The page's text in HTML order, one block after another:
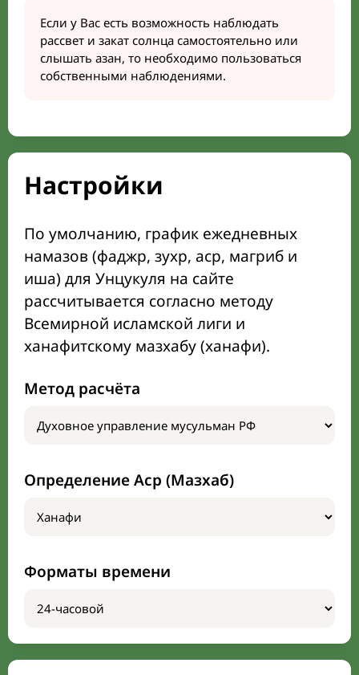
Если у Вас есть возможность наблюдать
рассвет и закат солнца самостоятельно или
слышать азан, то необходимо пользоваться
собственными наблюдениями.
Настройки
По умолчанию, график ежедневных
намазов (фаджр, зухр, аср, магриб и
иша) для Унцукуля на сайте
рассчитывается согласно методу
Всемирной исламской лиги и
ханафитскому мазхабу (ханафи).
Метод расчёта
Определение Аср (Мазхаб)
Форматы времени